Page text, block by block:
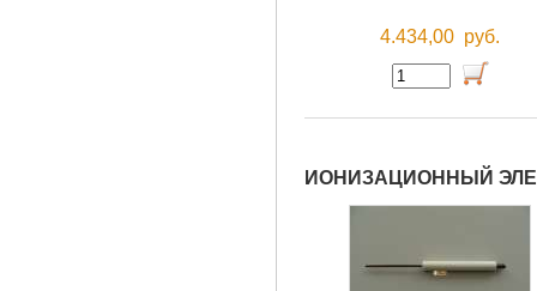
4.434,00 руб.
ИОНИЗАЦИОННЫЙ